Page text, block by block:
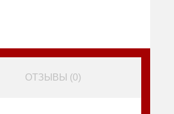
ОТЗЫВЫ (0)